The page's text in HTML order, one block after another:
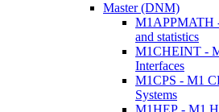
Master (DNM)
M1APPMATH
and statistics
M1CHEINT -
Interfaces
M1CPS - M1
Systems
M1HEP - M1